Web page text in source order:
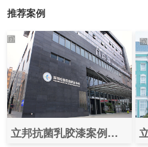
推荐案例
立邦抗菌乳胶漆案例图片之（深圳市慢性病防治中心）